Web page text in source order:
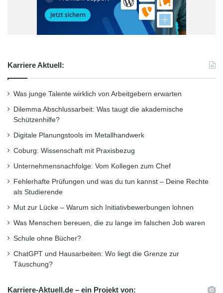
Generationenübergreifendes Studium
Karriere Aktuell:
Was junge Talente wirklich von Arbeitgebern erwarten
Dilemma Abschlussarbeit: Was taugt die akademische
Schützenhilfe?
Digitale Planungstools im Metallhandwerk
Coburg: Wissenschaft mit Praxisbezug
Unternehmensnachfolge: Vom Kollegen zum Chef
Fehlerhafte Prüfungen und was du tun kannst – Deine Rechte
als Studierende
Mut zur Lücke – Warum sich Initiativbewerbungen lohnen
Was Menschen bereuen, die zu lange im falschen Job waren
Schule ohne Bücher?
ChatGPT und Hausarbeiten: Wo liegt die Grenze zur
Täuschung?
Karriere-Aktuell.de – ein Projekt von: